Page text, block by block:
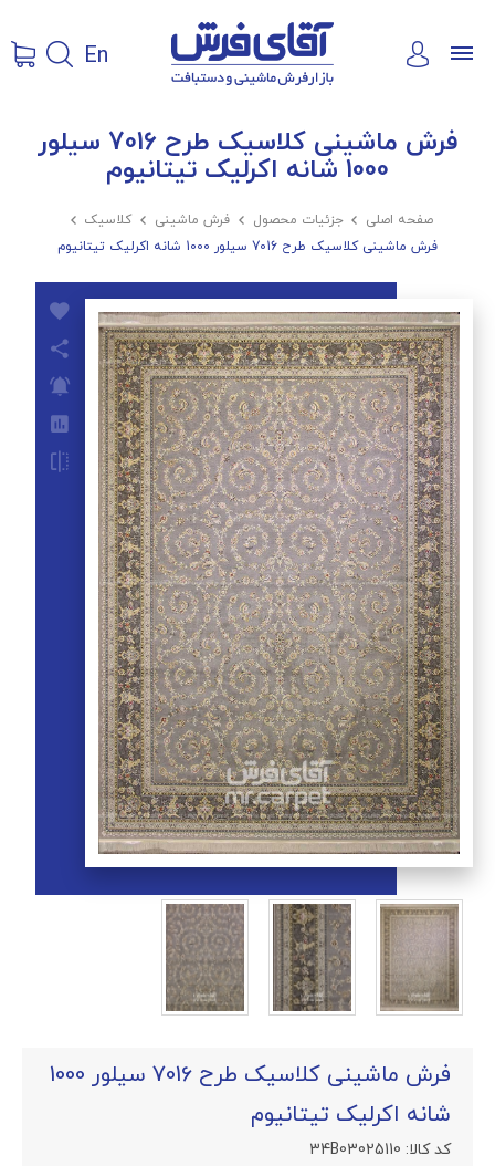
En
فرش ماشینی کلاسیک طرح 7016 سیلور
1000 شانه اکرلیک تیتانیوم
صفحه اصلی  جزئیات محصول  فرش ماشینی  کلاسیک 
فرش ماشینی کلاسیک طرح 7016 سیلور 1000 شانه اکرلیک تیتانیوم
فرش ماشینی کلاسیک طرح 7016 سیلور 1000
شانه اکرلیک تیتانیوم
کد کالا: 34B03025110